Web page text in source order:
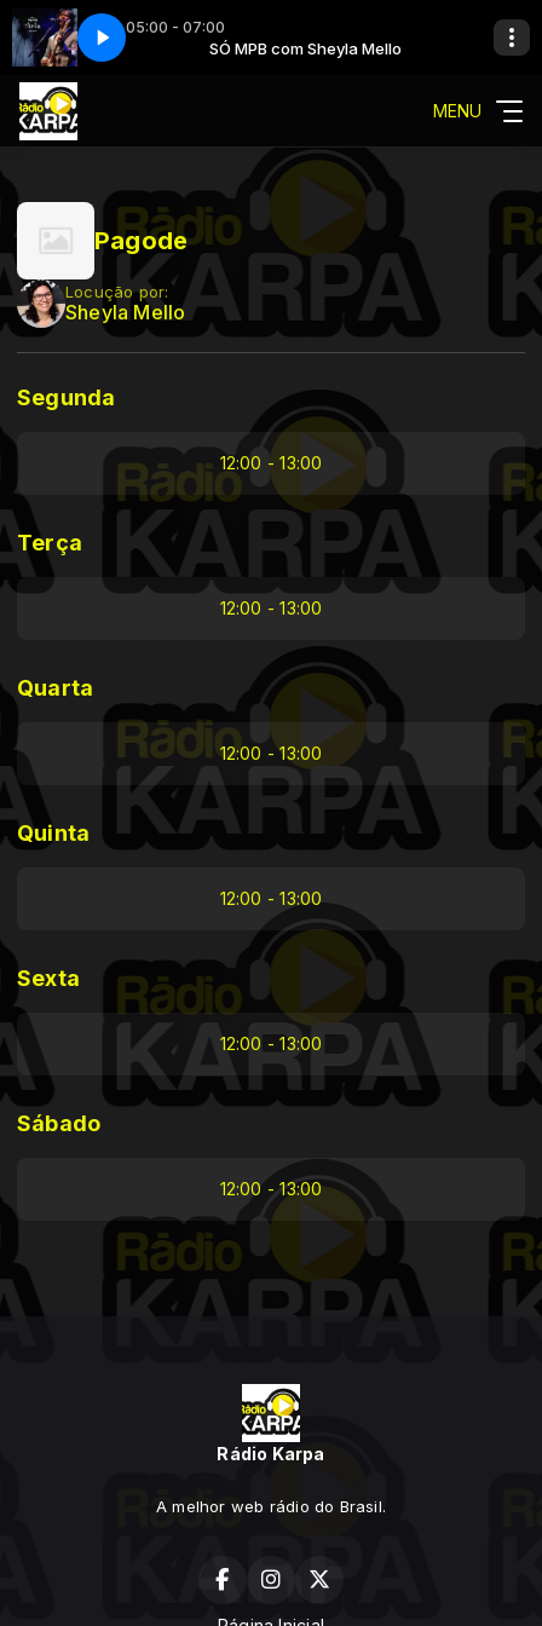
05:00 - 07:00
Mello SÓ MPB com Sheyla Mello
Djavan - Samurai
MENU
Pagode
Locução por:
Sheyla Mello
Segunda
12:00 - 13:00
Terça
12:00 - 13:00
Quarta
12:00 - 13:00
Quinta
12:00 - 13:00
Sexta
12:00 - 13:00
Sábado
12:00 - 13:00
Rádio Karpa
A melhor web rádio do Brasil.